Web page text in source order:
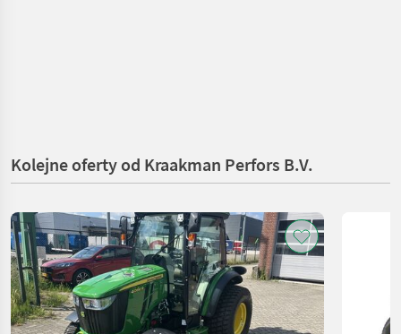
Kolejne oferty od Kraakman Perfors B.V.